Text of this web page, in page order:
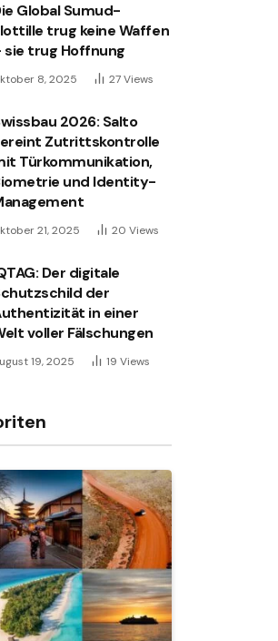
Global Sumud-
trug keine Waffen
sie trug Hoffnung
8, 2025 27Views
2026: Salto
Zutrittskontrolle
Türkommunikation,
und Identity-
21, 2025 20 Views
Der digitale
der
in einer
voller Fälschungen
19, 2025 19 Views